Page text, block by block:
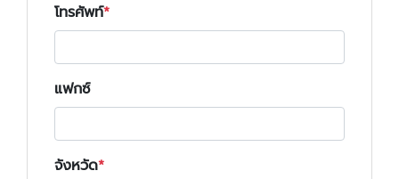
โทรศัพท์
แฟกซ์
จังหวัด